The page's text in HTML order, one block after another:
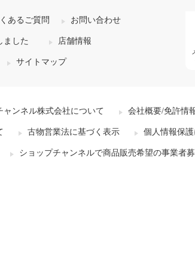
あるご質問 お問い合わせ
ました 店舗情報
サイトマップ
ャンネル株式会社について 会社概要/免許情
古物営業法に基づく表示 個人情報保
ショップチャンネルで商品販売希望の事業者